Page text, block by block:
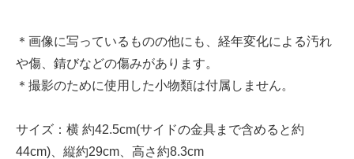
＊画像に写っているものの他にも、経年変化による汚れ
や傷、錆びなどの傷みがあります。
＊撮影のために使用した小物類は付属しません。
サイズ：横 約42.5cm(サイドの金具まで含めると約
44cm)、縦約29cm、高さ約8.3cm